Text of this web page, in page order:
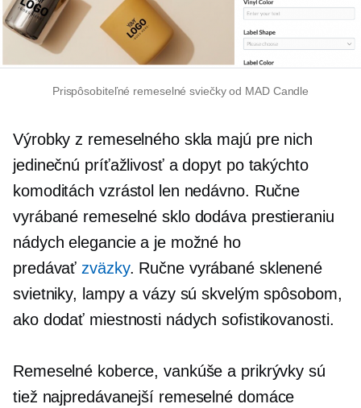
Prispôsobiteľné remeselné sviečky od MAD Candle
Výrobky z remeselného skla majú pre nich
jedinečnú príťažlivosť a dopyt po takýchto
komoditách vzrástol len nedávno. Ručne
vyrábané remeselné sklo dodáva prestieraniu
nádych elegancie a je možné ho
predávať zväzky. Ručne vyrábané sklenené
svietniky, lampy a vázy sú skvelým spôsobom,
ako dodať miestnosti nádych sofistikovanosti.
Remeselné koberce, vankúše a prikrývky sú
tiež najpredávanejší remeselné domáce